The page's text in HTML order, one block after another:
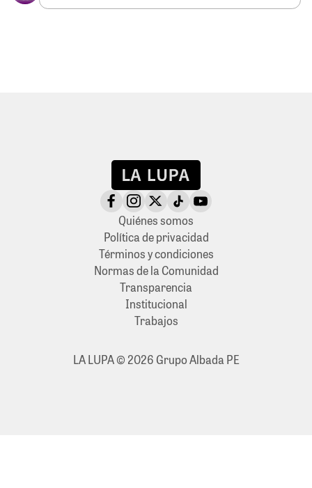
Quiénes somos
Política de privacidad
Términos y condiciones
Normas de la Comunidad
Transparencia
Institucional
Trabajos
LA LUPA © 2026 Grupo Albada PE